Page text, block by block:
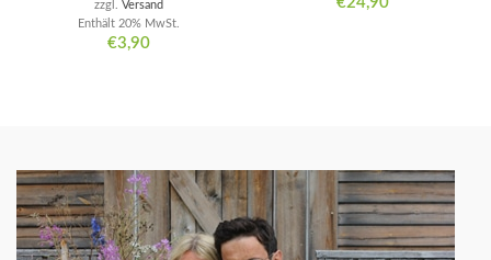
€3,90
Enthält 20% MwSt.
zzgl. Versand